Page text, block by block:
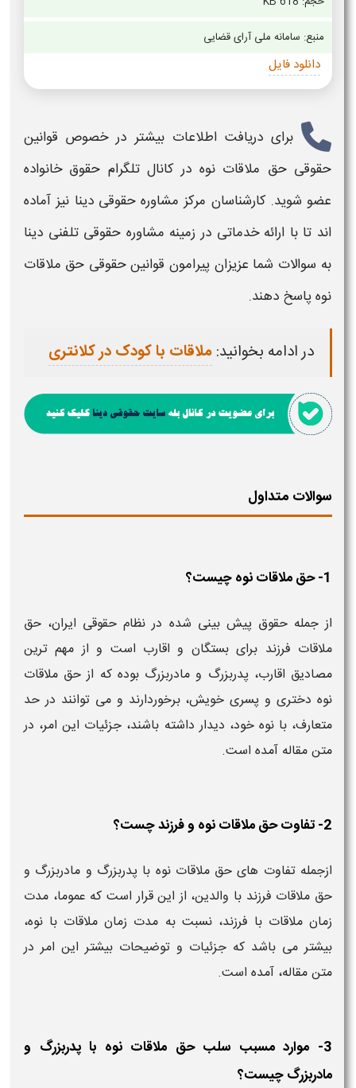
منبع: سامانه ملی آرای قضایی
دانلود فایل
برای دریافت اطلاعات بیشتر در خصوص قوانین
حقوقی حق ملاقات نوه در کانال تلگرام حقوق خانواده
عضو شوید. کارشناسان مرکز مشاوره حقوقی دینا نیز آماده
اند تا با ارائه خدماتی در زمینه مشاوره حقوقی تلفنی دینا
به سوالات شما عزیزان پیرامون قوانین حقوقی حق ملاقات
نوهپاسخ دهند.
در ادامه بخوانید:ملاقات با کودک در کلانتری
سوالات متداول
1- حق ملاقات نوه چیست؟
از جمله حقوق پیش بینی شده در نظام حقوقی ایران، حق
ملاقات فرزند برای بستگان و اقارب است و از مهم ترین
مصادیق اقارب، پدربزرگ و مادربزرگ بوده که از حق ملاقات
نوه دختری و پسری خویش، برخوردارند و می توانند در حد
متعارف، با نوه خود، دیدار داشته باشند، جزئیات این امر، در
متن مقاله آمده است.
2- تفاوت حق ملاقات نوه و فرزند چست؟
ازجمله تفاوت های حق ملاقات نوه با پدربزرگ و مادربزرگ و
حق ملاقات فرزند با والدین، از این قرار است که عموما، مدت
زمان ملاقات با فرزند، نسبت به مدت زمان ملاقات با نوه،
بیشتر می باشد که جزئیات و توضیحات بیشتر این امر در
متن مقاله، آمده است.
3- موارد مسبب سلب حق ملاقات نوه با پدربزرگ و
مادربزرگ چیست؟